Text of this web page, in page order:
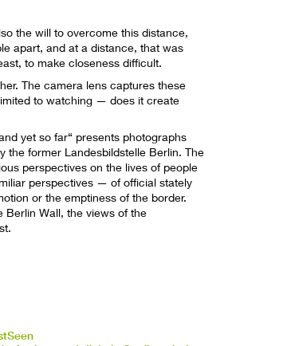
the will to overcome this distance,
apart, and at a distance, that was
to make closeness difficult.
The camera lens captures these
to watching — does it create
yet so far“ presents photographs
the former Landesbildstelle Berlin. The
perspectives on the lives of people
perspectives — of official stately
or the emptiness of the border.
Berlin Wall, the views of the